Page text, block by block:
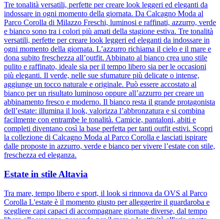
Tre tonalità versatili, perfette per creare look leggeri ed eleganti da
indossare in ogni momento della giornata. Da Calcagno Moda al
Parco Corolla di Milazzo Freschi, luminosi e raffinati, azzurro, verde
e bianco sono tra i colori più amati della stagione estiva. Tre tonalità
versatili, perfette per creare look leggeri ed eleganti da indossare in
ogni momento della giornata. L’azzurro richiama il cielo e il mare e
dona subito freschezza all’outfit. Abbinato al bianco crea uno stile
pulito e raffinato, ideale sia per il tempo libero sia per le occasioni
più eleganti. Il verde, nelle sue sfumature più delicate o intense,
aggiunge un tocco naturale e originale. Può essere accostato al
bianco per un risultato luminoso oppure all’azzurro per creare un
abbinamento fresco e moderno. Il bianco resta il grande protagonista
dell’estate: illumina il look, valorizza l’abbronzatura e si combina
facilmente con entrambe le tonalità. Camicie, pantaloni, abiti e
completi diventano così la base perfetta per tanti outfit estivi. Scopri
la collezione di Calcagno Moda al Parco Corolla e lasciati ispirare
dalle proposte in azzurro, verde e bianco per vivere l’estate con stile,
freschezza ed eleganza.
Estate in stile Altavia
Tra mare, tempo libero e sport, il look si rinnova da OVS al Parco
Corolla L'estate è il momento giusto per alleggerire il guardaroba e
scegliere capi capaci di accompagnare giornate diverse, dal tempo